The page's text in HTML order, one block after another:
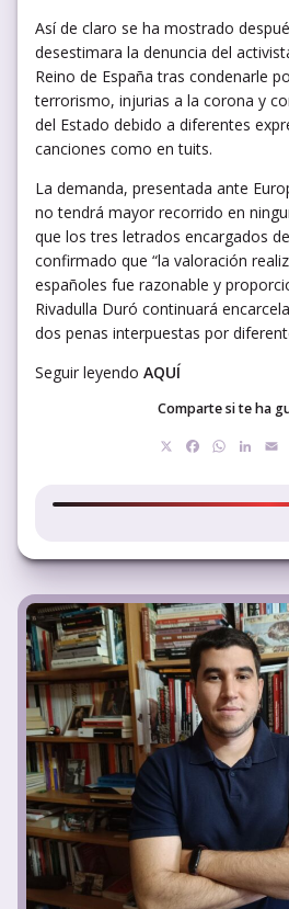
Así de claro se ha mostrado
desestimara la denuncia del
Reino de España tras condenarle
terrorismo, injurias a la corona y
del Estado debido a diferentes
canciones como en tuits.
La demanda, presentada ante
no tendrá mayor recorrido en
que los tres letrados encargados
confirmado que “la valoración
españoles fue razonable y
Rivadulla Duró continuará
dos penas interpuestas por
Seguir leyendo AQUÍ
Comparte si te ha
Facebook